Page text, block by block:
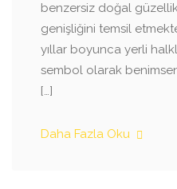
benzersiz doğal
genişliğini temsil
yıllar boyunca yerli
sembol olarak
[…]
Daha Fazla Oku